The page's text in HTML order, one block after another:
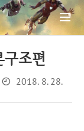
조편
2018. 8. 28.